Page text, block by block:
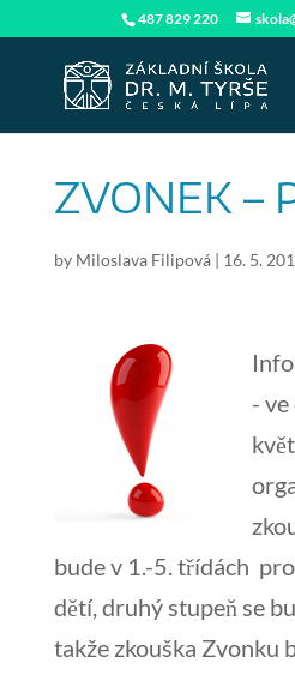
487 829 220
ZVONEK –
by Miloslava Filipová| 16. 5.
-
bude v 1.-5. třídách
dětí, druhý stupeň se
takže zkouška Zvonku